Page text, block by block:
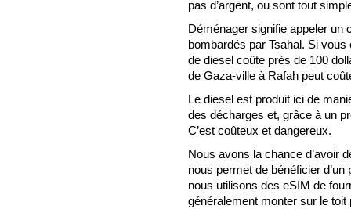
pas d’argent, ou sont tout
Déménager signifie appeler un
bombardés par Tsahal. Si
de diesel coûte près de 100
de Gaza-ville à Rafah peut
Le diesel est produit ici de
des décharges et, grâce à un
C’est coûteux et dangereux.
Nous avons la chance d’avoir
nous permet de bénéficier
nous utilisons des eSIM de
généralement monter sur le